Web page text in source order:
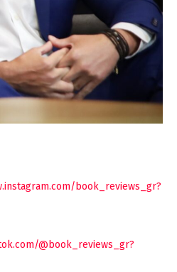
book_reviews_gr?
@book_reviews_gr?